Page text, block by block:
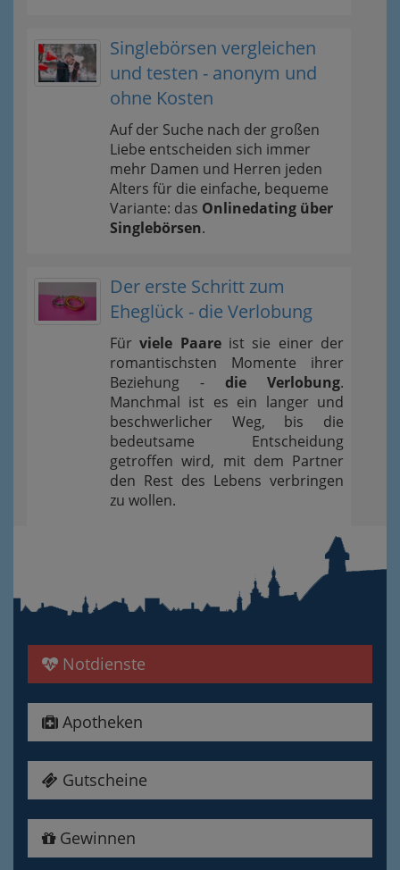
Singlebörsen vergleichen
und testen - anonym und
ohne Kosten
Auf der Suche nach der großen
Liebe entscheiden sich immer
mehr Damen und Herren jeden
Alters für die einfache, bequeme
Variante: das Onlinedating über
Singlebörsen.
Der erste Schritt zum
Eheglück - die Verlobung
Fürviele Paareist sie einer der
romantischsten Momente ihrer
Beziehung - die Verlobung.
Manchmal ist es ein langer und
beschwerlicher Weg, bis die
bedeutsame Entscheidung
getroffen wird, mit dem Partner
den Rest des Lebens verbringen
zu wollen.
Notdienste
Apotheken
Gutscheine
Gewinnen